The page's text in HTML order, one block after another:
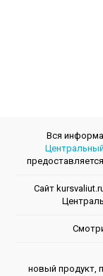
Вся
Сайт
новый продукт,